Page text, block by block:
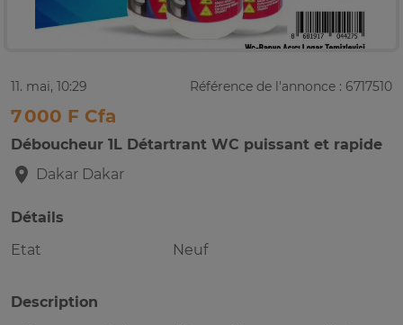
11. mai, 10:29 Référence de l'annonce : 6717510
7 000 F Cfa
Déboucheur 1L Détartrant WC puissant et rapide
Dakar Dakar
Détails
Etat
Neuf
Description